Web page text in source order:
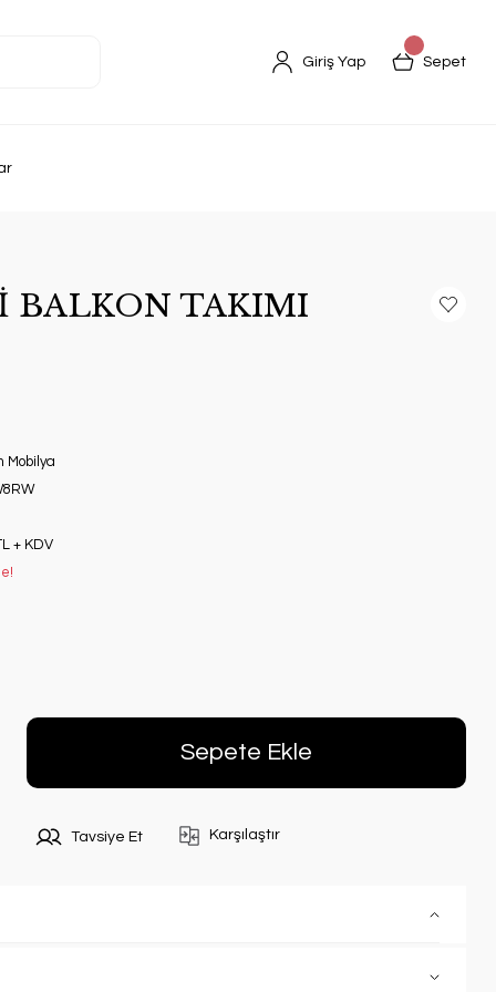
Giriş Yap Sepet
BALKON TAKIMI
Mobilya
+ KDV
Sepete Ekle
Tavsiye Et Karşılaştır